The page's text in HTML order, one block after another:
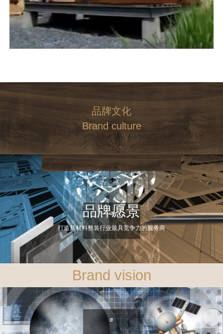
品牌文化
Brand culture
品牌愿景
打造新材料整装行业最具竞争力的服务商
Brand vision